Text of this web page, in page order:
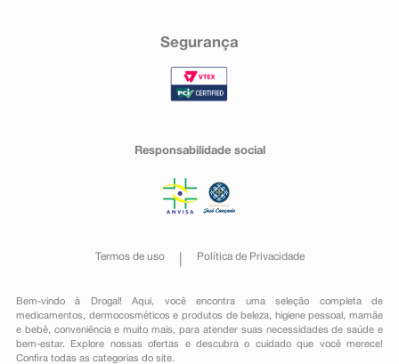
Segurança
Responsabilidade social
Termos de uso Política de Privacidade
Bem-vindo à Drogal! Aqui, você encontra uma seleção completa de
medicamentos , dermocosméticos e produtos de beleza, higiene pessoal ,mamãe
e bebê, conveniênciae muito mais, para atender suas necessidades de saúde e
bem-estar. Explore nossas ofertas e descubra o cuidado que você merece!
Confira todas as categorias do site.